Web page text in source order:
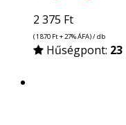
2 375 Ft
(1 870 Ft+ 27% ÁFA) / db
Hűségpont: 23